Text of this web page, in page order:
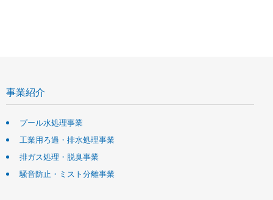
事業紹介
プール水処理事業
工業用ろ過・排水処理事業
排ガス処理・脱臭事業
騒音防止・ミスト分離事業